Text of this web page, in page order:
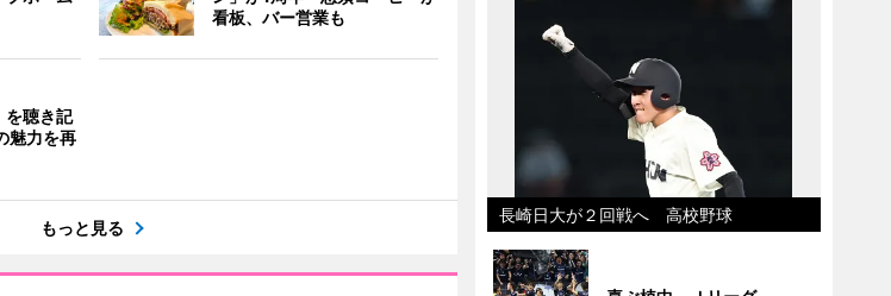
看板、バー営業も
を聴き記
魅力を再
もっと見る
長崎日大が２回戦へ 高校野球